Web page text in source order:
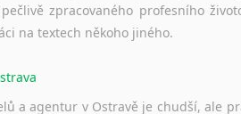
zpracovaného profesního
na textech někoho jiného.
a agentur v Ostravě je chudší, ale